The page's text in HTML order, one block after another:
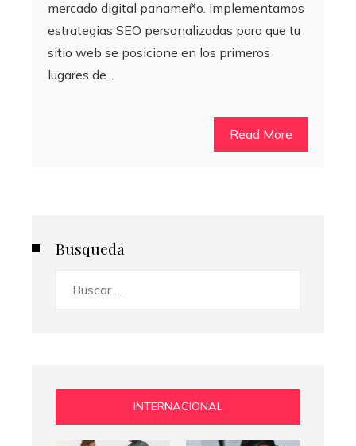
mercado digital panameño. Implementamos
estrategias SEO personalizadas para que tu
sitio web se posicione en los primeros
lugares de…
Read More
Busqueda
INTERNACIONAL